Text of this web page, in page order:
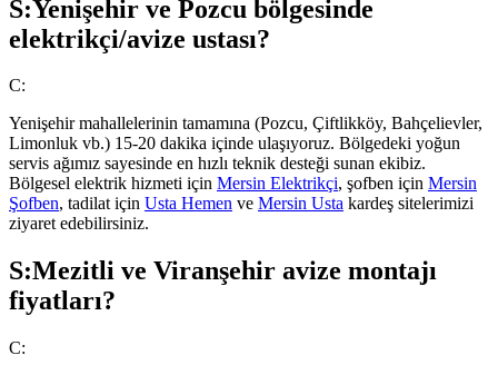
S:Yenişehir ve Pozcu bölgesinde
elektrikçi/avize ustası?
C:
Yenişehir mahallelerinin tamamına (Pozcu, Çiftlikköy, Bahçelievler,
Limonluk vb.) 15-20 dakika içinde ulaşıyoruz. Bölgedeki yoğun
servis ağımız sayesinde en hızlı teknik desteği sunan ekibiz.
Bölgesel elektrik hizmeti için Mersin Elektrikçi, şofben için Mersin
Şofben, tadilat için Usta Hemen ve Mersin Usta kardeş sitelerimizi
ziyaret edebilirsiniz.
S:Mezitli ve Viranşehir avize montajı
fiyatları?
C: